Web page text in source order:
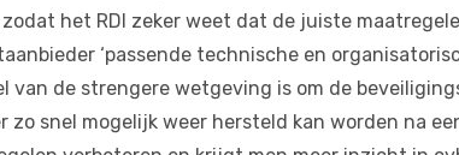
het RDI zeker weet dat de juiste
‘passende technische en
de strengere wetgeving is om de
snel mogelijk weer hersteld kan worden na